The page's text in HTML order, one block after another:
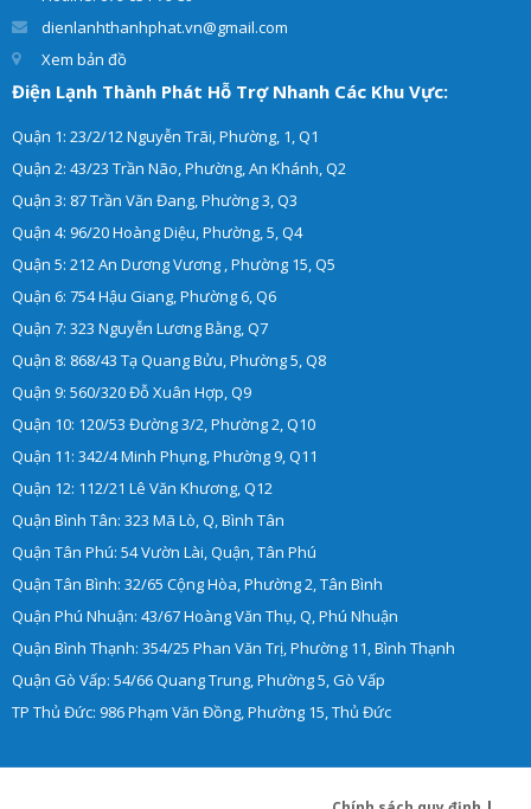
dienlanhthanhphat.vn@gmail.com
Xem bản đồ
Điện Lạnh Thành Phát Hỗ Trợ Nhanh Các Khu Vực:
Quận 1: 23/2/12 Nguyễn Trãi, Phường, 1, Q1
Quận 2: 43/23 Trần Não, Phường, An Khánh, Q2
Quận 3: 87 Trần Văn Đang, Phường 3, Q3
Quận 4: 96/20 Hoàng Diệu, Phường, 5, Q4
Quận 5: 212 An Dương Vương , Phường 15, Q5
Quận 6: 754 Hậu Giang, Phường 6, Q6
Quận 7: 323 Nguyễn Lương Bằng, Q7
Quận 8: 868/43 Tạ Quang Bửu, Phường 5, Q8
Quận 9: 560/320 Đỗ Xuân Hợp, Q9
Quận 10: 120/53 Đường 3/2, Phường 2, Q10
Quận 11: 342/4 Minh Phụng, Phường 9, Q11
Quận 12: 112/21 Lê Văn Khương, Q12
Quận Bình Tân: 323 Mã Lò, Q, Bình Tân
Quận Tân Phú: 54 Vườn Lài, Quận, Tân Phú
Quận Tân Bình: 32/65 Cộng Hòa, Phường 2, Tân Bình
Quận Phú Nhuận: 43/67 Hoàng Văn Thụ, Q, Phú Nhuận
Quận Bình Thạnh: 354/25 Phan Văn Trị, Phường 11, Bình Thạnh
Quận Gò Vấp: 54/66 Quang Trung, Phường 5, Gò Vấp
TP Thủ Đức: 986 Phạm Văn Đồng, Phường 15, Thủ Đức